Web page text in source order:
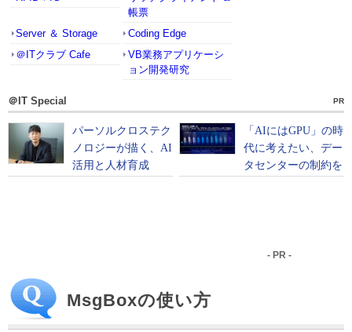
帳票
Server ＆ Storage
Coding Edge
＠ITクラブ Cafe
VB業務アプリケーシ
ョン開発研究
＠IT Special PR
- PR -
MsgBoxの使い方